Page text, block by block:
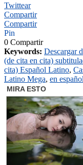
Twittear
Compartir
Compartir
Pin
0 Compartir
Keywords: Descargar
(de cita en cita)
cita) Español Latino,
Latino Mega, en